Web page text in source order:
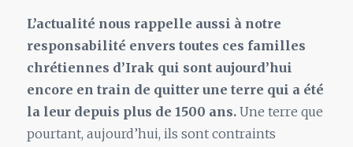
L’actualité nous rappelle aussi à notre
responsabilité envers toutes ces familles
chrétiennes d’Irak qui sont aujourd’hui
encore en train de quitter une terre qui a été
la leur depuis plus de 1500 ans.Une terre que
pourtant, aujourd’hui, ils sont contraints